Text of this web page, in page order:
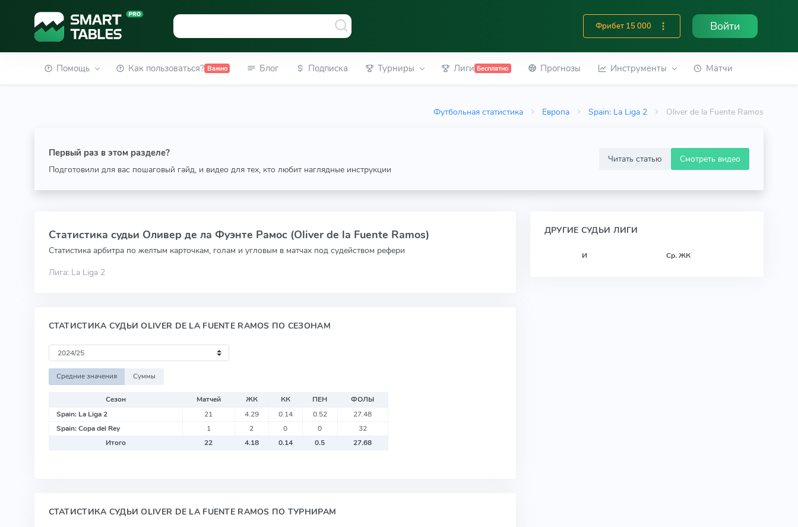
Фрибет 15 000 Войти
Помощь Как пользоваться? Важно Блог Подписка Турниры Лиги Бесплатно Прогнозы Инструменты Матчи
Футбольная статистика Европа Spain: La Liga 2 Oliver de la Fuente Ramos
Первый раз в этом разделе?
Подготовили для вас пошаговый гайд, и видео для тех, кто любит наглядные инструкции
Читать статью Смотреть видео
Статистика судьи Оливер де ла Фуэнте Рамос (Oliver de la Fuente Ramos)
Статистика арбитра по желтым карточкам, голам и угловым в матчах под судейством рефери
Лига: La Liga 2
СТАТИСТИКА СУДЬИ OLIVER DE LA FUENTE RAMOS ПО СЕЗОНАМ
Средние значения Суммы
Сезон Матчей ЖК КК ПЕН
ФОЛЫ
Spain: La Liga 2
21 4.29 0.14 0.52
27.48
Spain: Copa del Rey
1 2 0 0
32
Итого
22 4.18 0.14 0.5 27.68
СТАТИСТИКА СУДЬИ OLIVER DE LA FUENTE RAMOS ПО ТУРНИРАМ
ДРУГИЕ СУДЬИ ЛИГИ
И Ср. ЖК